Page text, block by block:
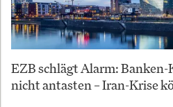
EZB schlägt Alarm:
nicht antasten – Iran-Krise